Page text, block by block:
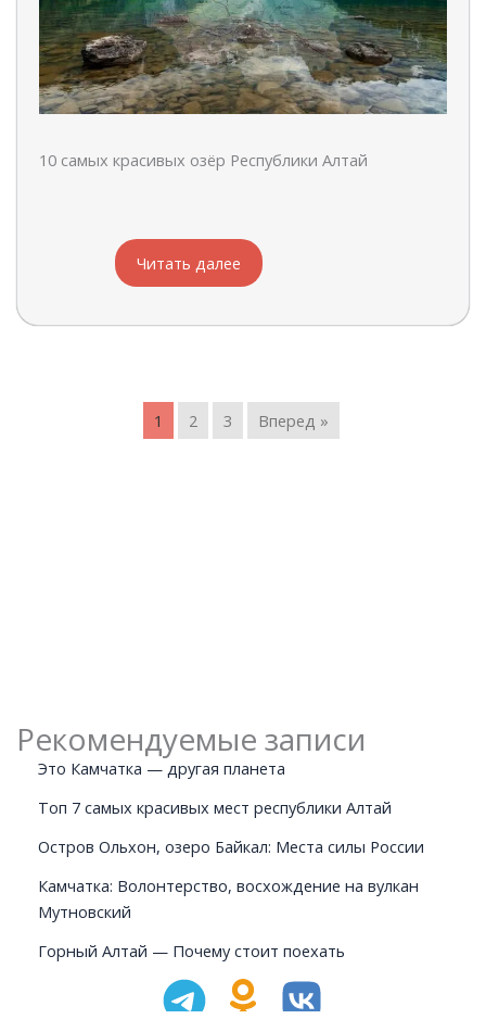
10 самых красивых озёр Республики Алтай
Читать далее
1 2 3 Вперед »
Рекомендуемые записи
Это Камчатка — другая планета
Топ 7 самых красивых мест республики Алтай
Остров Ольхон, озеро Байкал: Места силы России
Камчатка: Волонтерство, восхождение на вулкан
Мутновский
Горный Алтай — Почему стоит поехать